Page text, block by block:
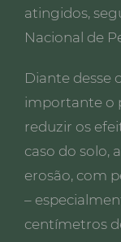
atingidos,
Nacional de
Diante desse
importante o
reduzir os
caso do solo,
erosão, com
–
centímetros